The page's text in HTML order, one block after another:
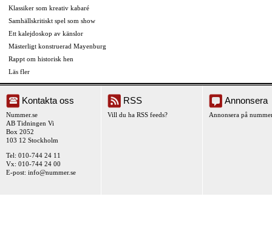
Klassiker som kreativ kabaré
Samhällskritiskt spel som show
Ett kalejdoskop av känslor
Mästerligt konstruerad Mayenburg
Rappt om historisk hen
Läs fler
Kontakta oss
Nummer.se
AB Tidningen Vi
Box 2052
103 12 Stockholm
Tel: 010-744 24 11
Vx: 010-744 24 00
E-post: info@nummer.se
RSS
Vill du ha RSS feeds?
Annonsera
Annonsera på